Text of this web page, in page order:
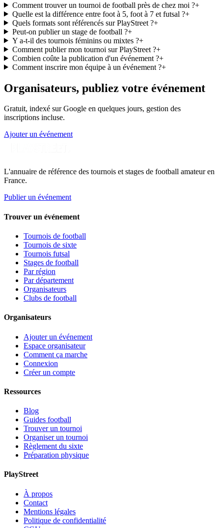
Comment trouver un tournoi de football près de chez moi ?+
Quelle est la différence entre foot à 5, foot à 7 et futsal ?+
Quels formats sont référencés sur PlayStreet ?+
Peut-on publier un stage de football ?+
Y a-t-il des tournois féminins ou mixtes ?+
Comment publier mon tournoi sur PlayStreet ?+
Combien coûte la publication d'un événement ?+
Comment inscrire mon équipe à un événement ?+
Organisateurs, publiez votre événement
Gratuit, indexé sur Google en quelques jours, gestion des
inscriptions incluse.
Ajouter un événement
L'annuaire de référence des tournois et stages de football amateur en
France.
Publier un événement
Trouver un événement
Tournois de football
Tournois de sixte
Tournois futsal
Stages de football
Par région
Par département
Organisateurs
Clubs de football
Organisateurs
Ajouter un événement
Espace organisateur
Comment ça marche
Connexion
Créer un compte
Ressources
Blog
Guides football
Trouver un tournoi
Organiser un tournoi
Règlement du sixte
Préparation physique
PlayStreet
À propos
Contact
Mentions légales
Politique de confidentialité